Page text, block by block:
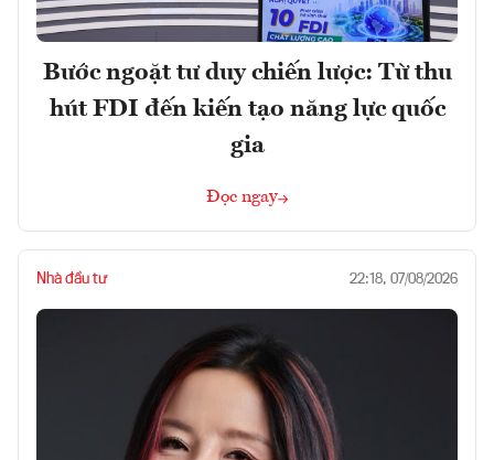
Bước ngoặt tư duy chiến lược: Từ thu
hút FDI đến kiến tạo năng lực quốc
gia
Đọc ngay
Nhà đầu tư 22:18, 07/08/2026